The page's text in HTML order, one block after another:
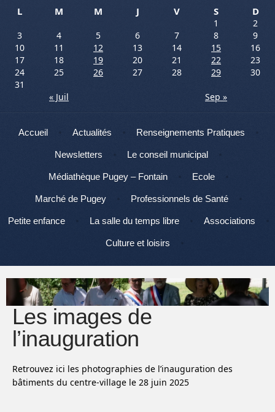
L
M M J V S D
1
2
3
4 5 6 7 8
9
10
11 12 13 14 15
16
17
18 19 20 21 22
23
24
25 26 27 28 29
30
31
« Juil
Sep »
Menu
Aller au contenu
Accueil Actualités Renseignements Pratiques
Newsletters Le conseil municipal
Médiathèque Pugey – Fontain Ecole
Marché de Pugey Professionnels de Santé
Petite enfance La salle du temps libre Associations
Culture et loisirs
Les images de
l’inauguration
Retrouvez ici les photographies de l’inauguration des
bâtiments du centre-village le 28 juin 2025